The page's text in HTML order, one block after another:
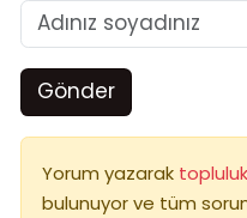
Gönder
Yorum yazarak topluluk
bulunuyor ve tüm